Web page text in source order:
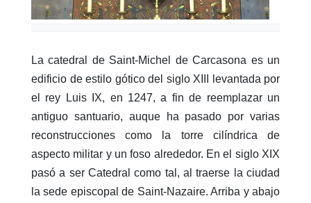
La catedral de Saint-Michel de Carcasona es un
edificio de estilo gótico del siglo XIII levantada por
el rey Luis IX, en 1247, a fin de reemplazar un
antiguo santuario, auque ha pasado por varias
reconstrucciones como la torre cilíndrica de
aspecto militar y un foso alrededor. En el siglo XIX
pasó a ser Catedral como tal, al traerse la ciudad
la sede episcopal de Saint-Nazaire. Arriba y abajo